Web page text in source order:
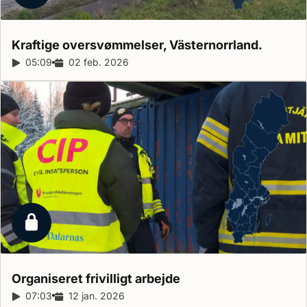
Kraftige oversvømmelser,Västernorrland.
Reportagelængde:
05:09 Udgivelsesdato:
02 feb. 2026
Låst reportage
Organiseret frivilligt arbejde
Reportagelængde:
07:03 Udgivelsesdato:
12 jan. 2026